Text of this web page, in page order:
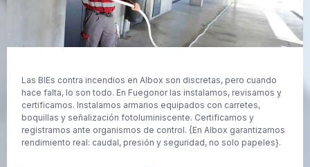
Las BIEs contra incendios en Albox son discretas, pero cuando
hace falta, lo son todo. En Fuegonor las instalamos, revisamos y
certificamos. Instalamos armarios equipados con carretes,
boquillas y señalización fotoluminiscente. Certificamos y
registramos ante organismos de control. {En Albox garantizamos
rendimiento real: caudal, presión y seguridad, no solo papeles}.